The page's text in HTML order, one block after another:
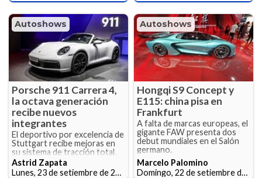
Autoshows
Porsche 911 Carrera 4,
la octava generación
recibe nuevos
integrantes
El deportivo por excelencia de
Stuttgart recibe mejoras en
su sistema de tracción total.
Astrid Zapata
Lunes, 23 de setiembre de 2019
Autoshows
Hongqi S9 Concept y
E115: china pisa en
Frankfurt
A falta de marcas europeas, el
gigante FAW presenta dos
debut mundiales en el Salón
germano.
Marcelo Palomino
Domingo, 22 de setiembre de 2019